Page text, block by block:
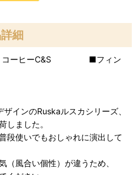
細
カ コーヒーC&S ■フィン
インのRuskaルスカシリーズ、
しました。
段使いでもおしゃれに演出して
（風合い個性）が違うため、